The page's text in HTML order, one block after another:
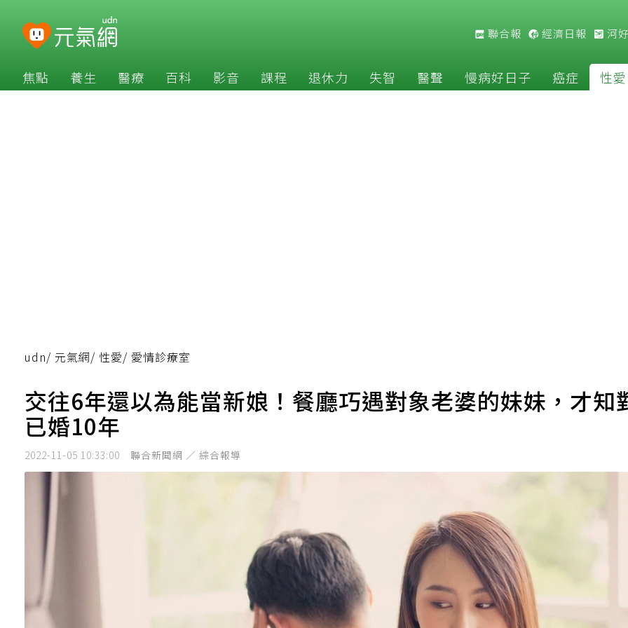
聯合報 經濟日報 河
焦點 養生 醫療 百科 影音 課程 退休力 失智 醫聲 慢病好日子 癌症 性愛
udn/ 元氣網/ 性愛/ 愛情診療室
交往6年還以為能當新娘！餐廳巧遇對象老婆的妹妹，才知
已婚10年
2022-11-05 10:33:00 聯合新聞網 ／ 綜合報導